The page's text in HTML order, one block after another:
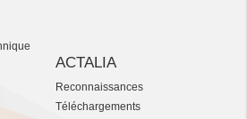
ACTALIA
Reconnaissances
Téléchargements